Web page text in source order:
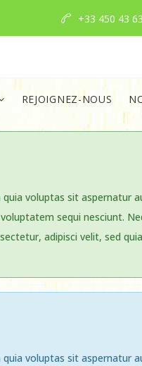
+33 450 43
REJOIGNEZ-NOUS
voluptas sit aspernatur
sequi nesciunt.
adipisci velit, sed
voluptas sit aspernatur